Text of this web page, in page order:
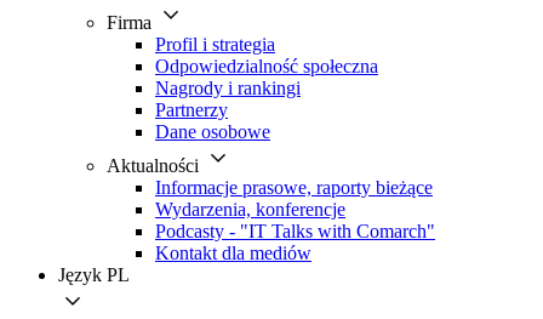
Firma
Profil i strategia
Odpowiedzialność społeczna
Nagrody i rankingi
Partnerzy
Dane osobowe
Aktualności
Informacje prasowe, raporty bieżące
Wydarzenia, konferencje
Podcasty - "IT Talks with Comarch"
Kontakt dla mediów
Język PL